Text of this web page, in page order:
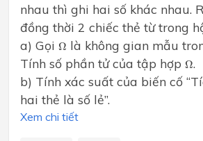
nhau thì ghi hai số khác nhau.
đồng thời 2 chiếc thẻ từ trong
a) Gọi Ω
Ω là không gian mẫu
Tính số phần tử của tập hợp Ω
Ω.
b) Tính xác suất của biến cố
hai thẻ là số lẻ”.
Xem chi tiết